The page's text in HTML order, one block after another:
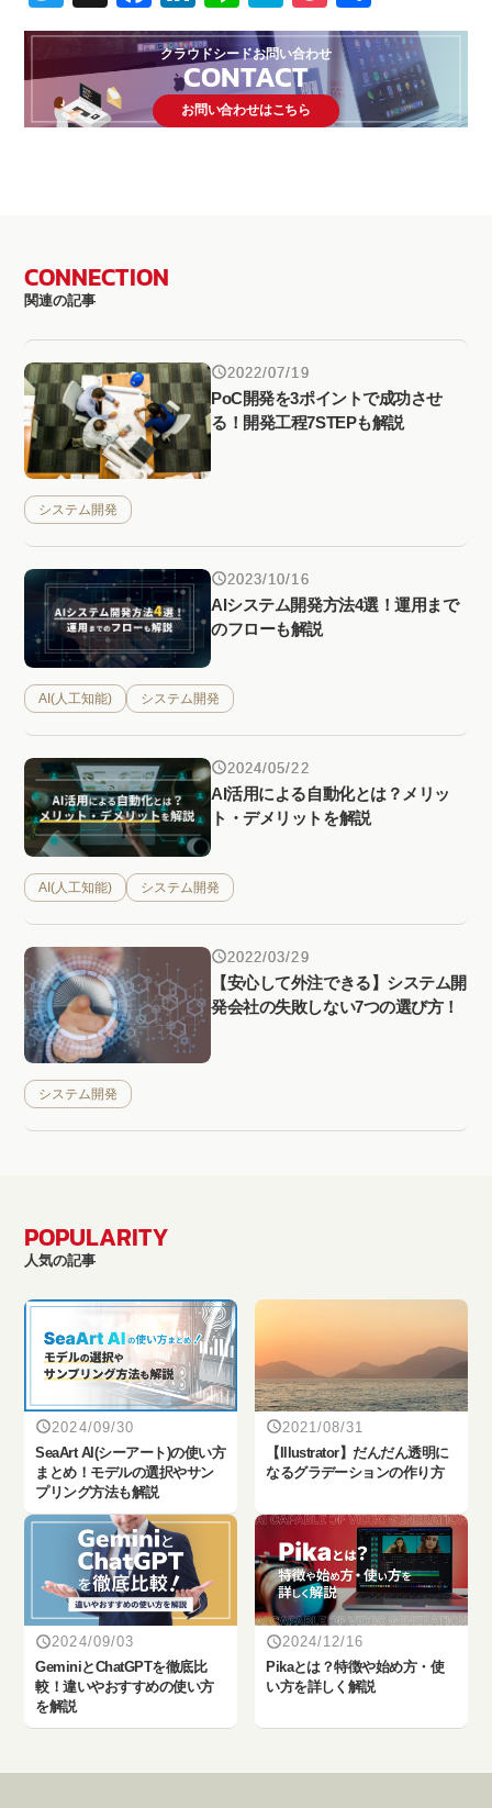
有
クラウドシードお問い合わせ
CONTACT
お問い合わせはこちら
CONNECTION
関連の記事
2022/07/19
PoC開発を3ポイントで成功させ
る！開発工程7STEPも解説
システム開発
2023/10/16
AIシステム開発方法4選！運用まで
のフローも解説
AI(人工知能) システム開発
2024/05/22
AI活用による自動化とは？メリッ
ト・デメリットを解説
AI(人工知能) システム開発
2022/03/29
【安心して外注できる】システム開
発会社の失敗しない7つの選び方！
システム開発
POPULARITY
人気の記事
2024/09/30
SeaArt AI(シーアート)の使い方
まとめ！モデルの選択やサン
プリング方法も解説
2021/08/31
【Illustrator】だんだん透明に
なるグラデーションの作り方
2024/09/03
‎GeminiとChatGPTを徹底比
較！違いやおすすめの使い方
を解説
2024/12/16
Pikaとは？特徴や始め方・使
い方を詳しく解説